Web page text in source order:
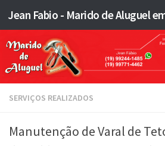
Skip to content
SERVIÇOS REALIZADOS
Manutenção de Varal de